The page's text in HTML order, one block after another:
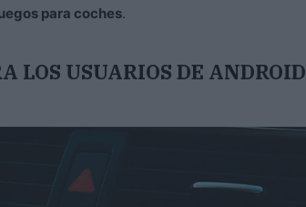
para coches.
LOS USUARIOS DE ANDROID